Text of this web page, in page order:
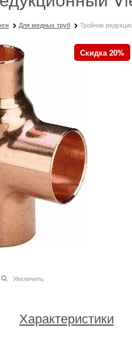
Для медных труб Тройник
Скидка 20%
Увеличить
Характеристики